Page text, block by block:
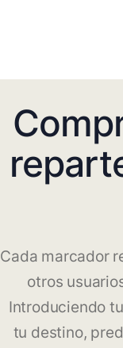
Cada marcador
otros
Introduciendo
tu destino,